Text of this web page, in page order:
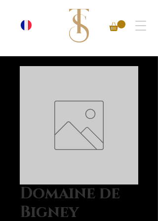
Domaine de
Bigney